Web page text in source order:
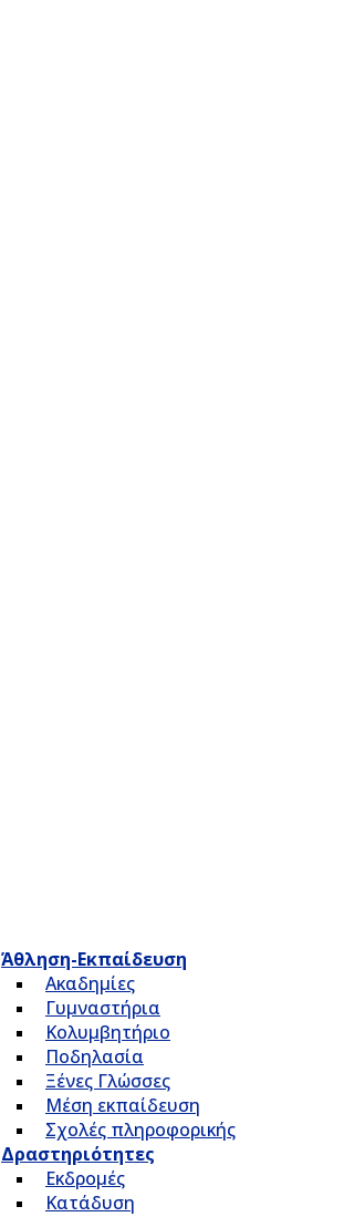
Άθληση-Εκπαίδευση
Ακαδημίες
Γυμναστήρια
Κολυμβητήριο
Ποδηλασία
Ξένες Γλώσσες
Μέση εκπαίδευση
Σχολές πληροφορικής
Δραστηριότητες
Εκδρομές
Κατάδυση